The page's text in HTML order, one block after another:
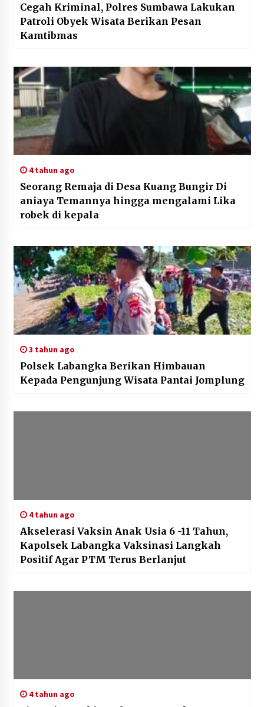
Cegah Kriminal, Polres Sumbawa Lakukan
Patroli Obyek Wisata Berikan Pesan
Kamtibmas
4 tahun ago
Seorang Remaja di Desa Kuang Bungir Di
aniaya Temannya hingga mengalami Lika
robek di kepala
3 tahun ago
Polsek Labangka Berikan Himbauan
Kepada Pengunjung Wisata Pantai Jomplung
4 tahun ago
Akselerasi Vaksin Anak Usia 6 -11 Tahun,
Kapolsek Labangka Vaksinasi Langkah
Positif Agar PTM Terus Berlanjut
4 tahun ago